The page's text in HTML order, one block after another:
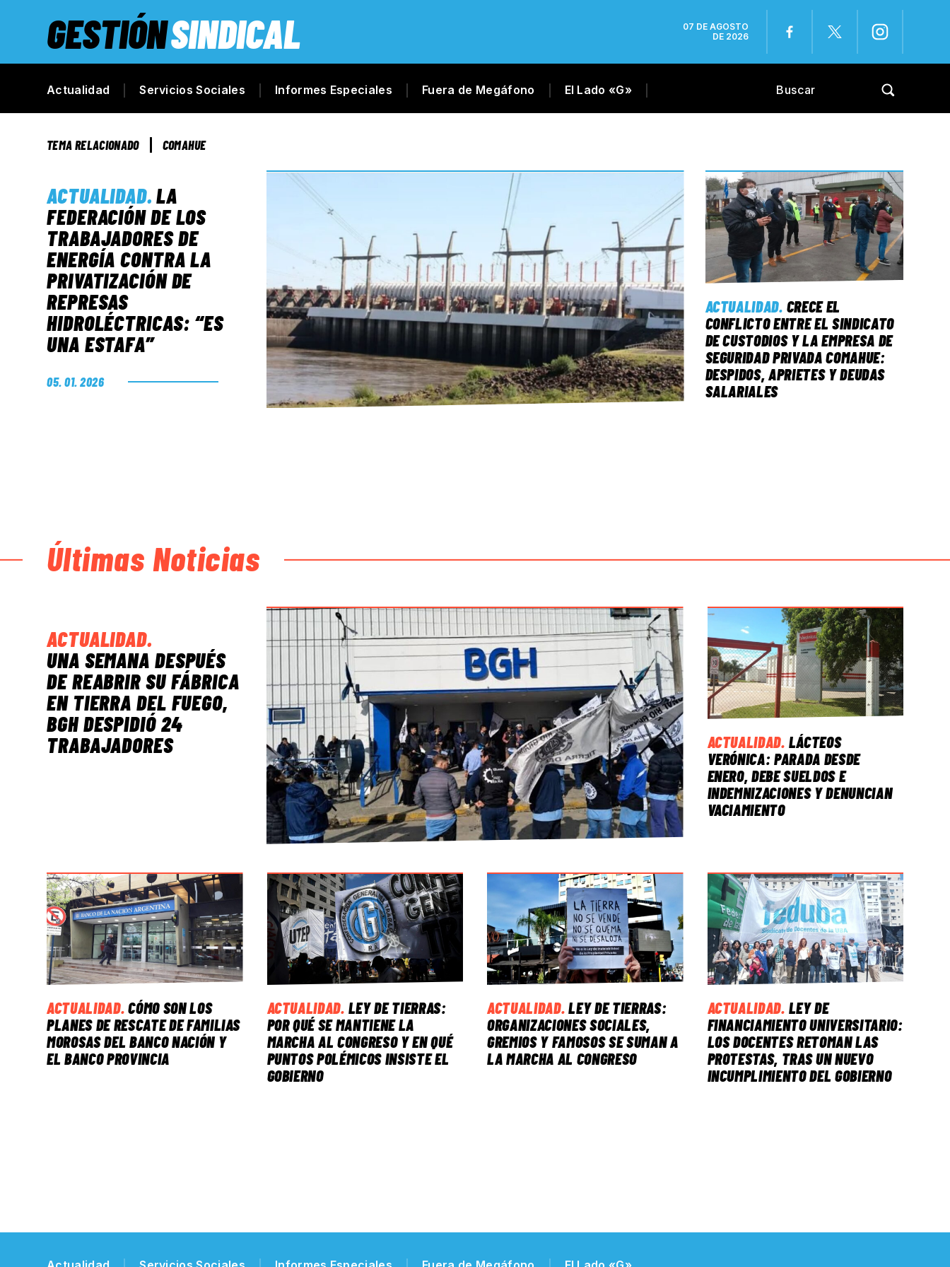
GESTIÓNSINDICAL
07 DE AGOSTO
DE 2026
Actualidad Servicios Sociales Informes Especiales Fuera de Megáfono El Lado «G»
TEMA RELACIONADO COMAHUE
ACTUALIDAD.LA
FEDERACIÓN DE LOS
TRABAJADORES DE
ENERGÍA CONTRA LA
PRIVATIZACIÓN DE
REPRESAS
HIDROLÉCTRICAS: “ES
UNA ESTAFA”
05. 01. 2026
ACTUALIDAD. CRECE EL
CONFLICTO ENTRE EL SINDICATO
DE CUSTODIOS Y LA EMPRESA DE
SEGURIDAD PRIVADA COMAHUE:
DESPIDOS, APRIETES Y DEUDAS
SALARIALES
Últimas Noticias
ACTUALIDAD.
UNA SEMANA DESPUÉS
DE REABRIR SU FÁBRICA
EN TIERRA DEL FUEGO,
BGH DESPIDIÓ 24
TRABAJADORES
ACTUALIDAD. LÁCTEOS
VERÓNICA: PARADA DESDE
ENERO, DEBE SUELDOS E
INDEMNIZACIONES Y DENUNCIAN
VACIAMIENTO
ACTUALIDAD. CÓMO SON LOS
PLANES DE RESCATE DE FAMILIAS
MOROSAS DEL BANCO NACIÓN Y
EL BANCO PROVINCIA
ACTUALIDAD. LEY DE TIERRAS:
POR QUÉ SE MANTIENE LA
MARCHA AL CONGRESO Y EN QUÉ
PUNTOS POLÉMICOS INSISTE EL
GOBIERNO
ACTUALIDAD. LEY DE TIERRAS:
ORGANIZACIONES SOCIALES,
GREMIOS Y FAMOSOS SE SUMAN A
LA MARCHA AL CONGRESO
ACTUALIDAD. LEY DE
FINANCIAMIENTO UNIVERSITARIO:
LOS DOCENTES RETOMAN LAS
PROTESTAS, TRAS UN NUEVO
INCUMPLIMIENTO DEL GOBIERNO